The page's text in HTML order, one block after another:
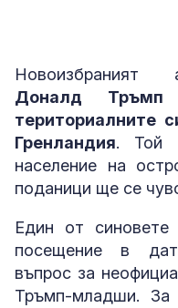
Новоизбраният
Доналд
териториалните
Гренландия. Той
население на
поданици ще се
Един от
посещение в
въпрос за
Тръмп-младши. За